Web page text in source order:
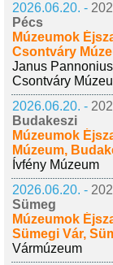
2026.06.20. -
Pécs
Múzeumok
Csontváry
Janus
Csontváry
2026.06.20. -
Budakeszi
Múzeumok
Múzeum,
Ívfény Múzeum
2026.06.20. -
Sümeg
Múzeumok
Sümegi Vár,
Vármúzeum